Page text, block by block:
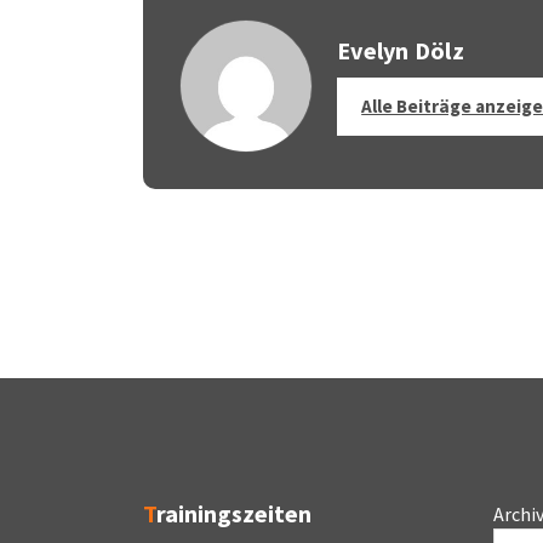
Evelyn Dölz
Alle Beiträge
Trainingszeiten Archiv